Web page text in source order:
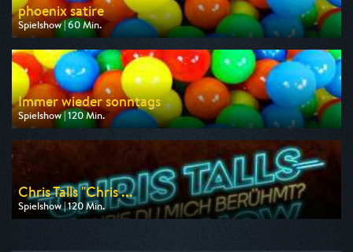
phoenix satire
Spielshow | 60 Min.
Ausgestrahlt von Phoenix
am 09.08.2026, 23:15
Immer wieder sonntags
Spielshow | 120 Min.
Ausgestrahlt von HR
am 09.08.2026, 13:45
Chris Talls "Chris ...
Spielshow | 120 Min.
Ausgestrahlt von Pro 7